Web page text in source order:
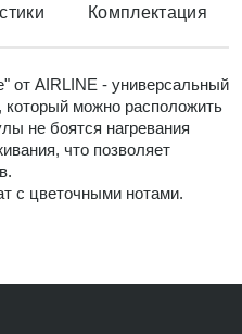
Комплектация
от AIRLINE - универсальный
который можно расположить
не боятся нагревания
что позволяет
с цветочными нотами.